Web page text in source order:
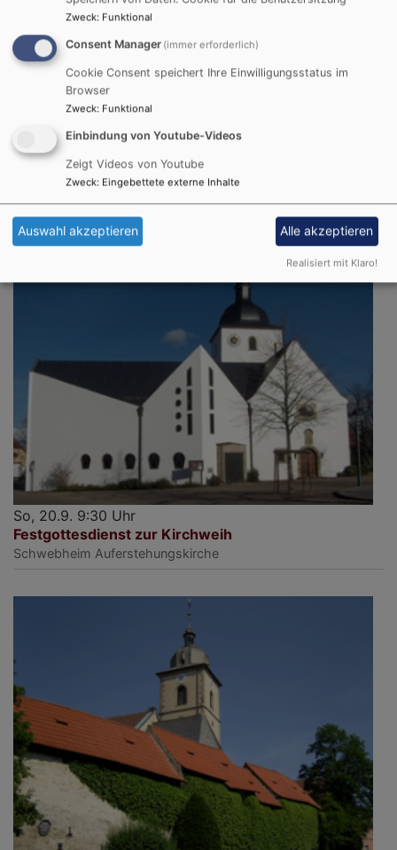
So, 13.9. 9:30 Uhr
Nachkirchweih-Gottesdienst
So, 20.9. 9:30 Uhr
Festgottesdienst zur Kirchweih
Schwebheim Auferstehungskirche
Zweck: Funktional
Consent Manager (immer erforderlich)
Cookie Consent speichert Ihre Einwilligungsstatus im
Browser
Zweck: Funktional
Einbindung von Youtube-Videos
Zeigt Videos von Youtube
Zweck: Eingebettete externe Inhalte
Auswahl akzeptieren Alle akzeptieren
Realisiert mit Klaro!